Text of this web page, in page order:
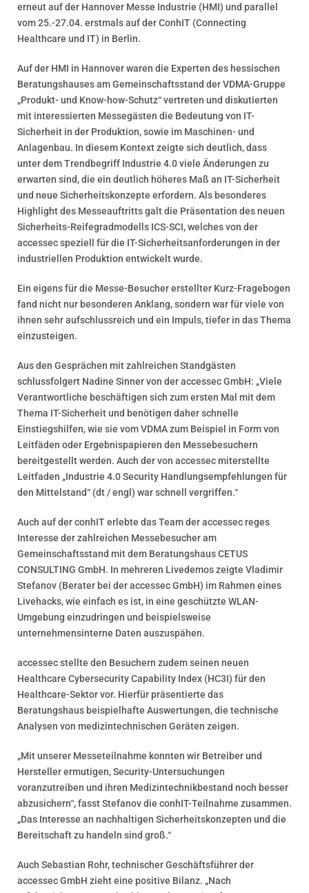
erneut auf der Hannover Messe Industrie (HMI) und parallel
vom 25.-27.04. erstmals auf der ConhIT (Connecting
Healthcare und IT) in Berlin.
Auf der HMI in Hannover waren die Experten des hessischen
Beratungshauses am Gemeinschaftsstand der VDMA-Gruppe
„Produkt- und Know-how-Schutz“ vertreten und diskutierten
mit interessierten Messegästen die Bedeutung von IT-
Sicherheit in der Produktion, sowie im Maschinen- und
Anlagenbau. In diesem Kontext zeigte sich deutlich, dass
unter dem Trendbegriff Industrie 4.0 viele Änderungen zu
erwarten sind, die ein deutlich höheres Maß an IT-Sicherheit
und neue Sicherheitskonzepte erfordern. Als besonderes
Highlight des Messeauftritts galt die Präsentation des neuen
Sicherheits-Reifegradmodells ICS-SCI, welches von der
accessec speziell für die IT-Sicherheitsanforderungen in der
industriellen Produktion entwickelt wurde.
Ein eigens für die Messe-Besucher erstellter Kurz-Fragebogen
fand nicht nur besonderen Anklang, sondern war für viele von
ihnen sehr aufschlussreich und ein Impuls, tiefer in das Thema
einzusteigen.
Aus den Gesprächen mit zahlreichen Standgästen
schlussfolgert Nadine Sinner von der accessec GmbH: „Viele
Verantwortliche beschäftigen sich zum ersten Mal mit dem
Thema IT-Sicherheit und benötigen daher schnelle
Einstiegshilfen, wie sie vom VDMA zum Beispiel in Form von
Leitfäden oder Ergebnispapieren den Messebesuchern
bereitgestellt werden. Auch der von accessec miterstellte
Leitfaden „Industrie 4.0 Security Handlungsempfehlungen für
den Mittelstand“ (dt / engl) war schnell vergriffen.“
Auch auf der conhIT erlebte das Team der accessec reges
Interesse der zahlreichen Messebesucher am
Gemeinschaftsstand mit dem Beratungshaus CETUS
CONSULTING GmbH. In mehreren Livedemos zeigte Vladimir
Stefanov (Berater bei der accessec GmbH) im Rahmen eines
Livehacks, wie einfach es ist, in eine geschützte WLAN-
Umgebung einzudringen und beispielsweise
unternehmensinterne Daten auszuspähen.
accessec stellte den Besuchern zudem seinen neuen
Healthcare Cybersecurity Capability Index (HC3I) für den
Healthcare-Sektor vor. Hierfür präsentierte das
Beratungshaus beispielhafte Auswertungen, die technische
Analysen von medizintechnischen Geräten zeigen.
„Mit unserer Messeteilnahme konnten wir Betreiber und
Hersteller ermutigen, Security-Untersuchungen
voranzutreiben und ihren Medizintechnikbestand noch besser
abzusichern“, fasst Stefanov die conhIT-Teilnahme zusammen.
„Das Interesse an nachhaltigen Sicherheitskonzepten und die
Bereitschaft zu handeln sind groß.“
Auch Sebastian Rohr, technischer Geschäftsführer der
accessec GmbH zieht eine positive Bilanz. „Nach